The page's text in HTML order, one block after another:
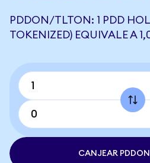
PDDON/TLTON: 1 PDD
TOKENIZED) EQUIVALE A
CANJEAR